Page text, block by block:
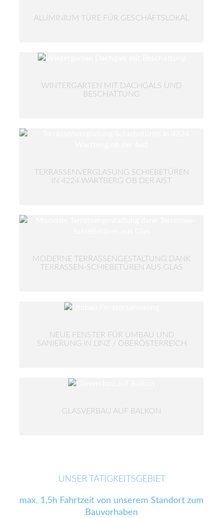
ALUMINIUM TÜRE FÜR GESCHÄFTSLOKAL
WINTERGARTEN MIT DACHGALS UND
BESCHATTUNG
TERRASSENVERGLASUNG SCHIEBETÜREN
IN 4224 WARTBERG OB DER AIST
MODERNE TERRASSENGESTALTUNG DANK
TERRASSEN-SCHIEBETÜREN AUS GLAS
NEUE FENSTER FÜR UMBAU UND
SANIERUNG IN LINZ / OBERÖSTERREICH
GLASVERBAU AUF BALKON
UNSER TÄTIGKEITSGEBIET
max. 1,5h Fahrtzeit von unserem Standort zum
Bauvorhaben